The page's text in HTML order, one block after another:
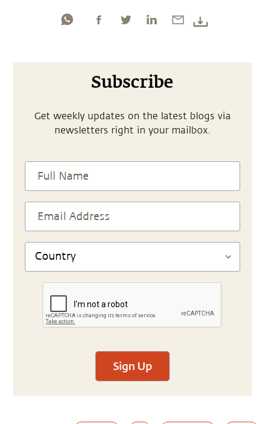
Subscribe
Get weekly updates on the latest blogs via
newsletters right in your mailbox.
Sign Up